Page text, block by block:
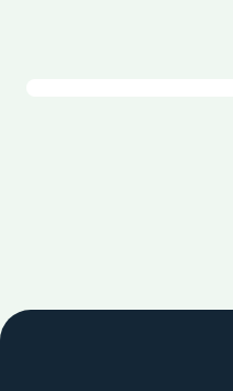
لأعلى